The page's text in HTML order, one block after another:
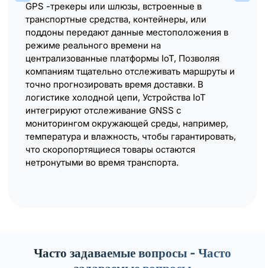
GPS -трекеры или шлюзы, встроенные в
транспортные средства, контейнеры, или
поддоны передают данные местоположения в
режиме реального времени на
централизованные платформы IoT, Позволяя
компаниям тщательно отслеживать маршруты и
точно прогнозировать время доставки. В
логистике холодной цепи, Устройства IoT
интегрируют отслеживание GNSS с
мониторингом окружающей среды, например,
температура и влажность, чтобы гарантировать,
что скоропортящиеся товары остаются
нетронутыми во время транспорта.
Часто задаваемые вопросы - Часто